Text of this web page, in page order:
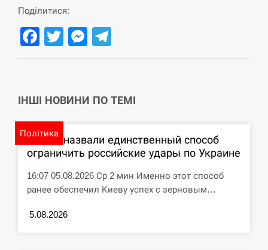
У США зафіксували рекордний спалах
циклоспорозу, захворіли понад 10 тисяч…
СЕРПЕНЬ
11:40
У зоопарку Токіо через спеку загинули три
левиці
СЕРПЕНЬ
Россияне ударили “Бардеролями” по Харькову,
Поділитися:
Facebook
TwitterMessenger
ІНШІ НОВИНИ ПО ТЕМІ
Політика
В ЦПД назвали единственный способ
ограничить российские удары по Украине
16:07 05.08.2026 Ср 2 мин Именно этот способ
ранее обеспечил Киеву успех с зерновым…
5.08.2026